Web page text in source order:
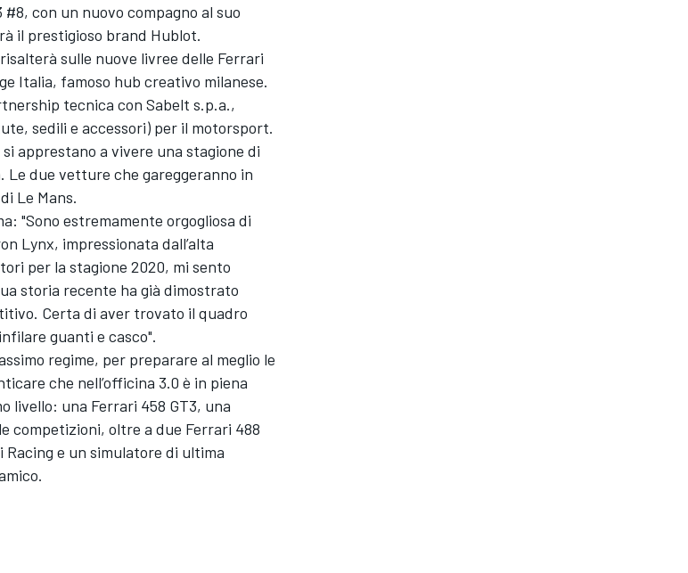
con un nuovo compagno al suo
il prestigioso brand Hublot.
sulle nuove livree delle Ferrari
Italia, famoso hub creativo milanese.
tecnica con Sabelt s.p.a.,
sedili e accessori) per il motorsport.
apprestano a vivere una stagione di
due vetture che gareggeranno in
Le Mans.
"Sono estremamente orgogliosa di
Lynx, impressionata dall’alta
per la stagione 2020, mi sento
storia recente ha già dimostrato
Certa di aver trovato il quadro
guanti e casco".
regime, per preparare al meglio le
che nell’officina 3.0 è in piena
livello: una Ferrari 458 GT3, una
competizioni, oltre a due Ferrari 488
Racing e un simulatore di ultima